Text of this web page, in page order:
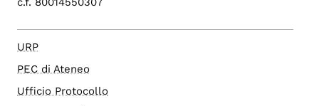
URP
PEC di Ateneo
Ufficio Protocollo